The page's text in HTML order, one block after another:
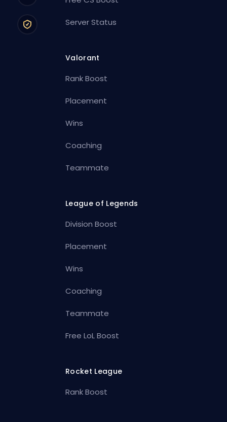
Server Status
Valorant
Rank Boost
Placement
Wins
Coaching
Teammate
League of Legends
Division Boost
Placement
Wins
Coaching
Teammate
Free LoL Boost
Rocket League
Rank Boost